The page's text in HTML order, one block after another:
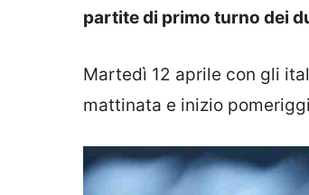
partite di primo turno dei
Martedì 12 aprile con gli
mattinata e inizio